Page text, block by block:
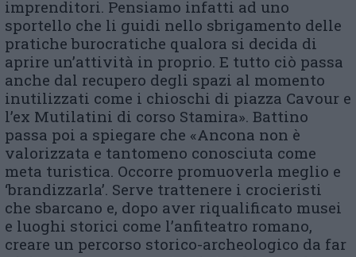
imprenditori. Pensiamo infatti ad uno
sportello che li guidi nello sbrigamento delle
pratiche burocratiche qualora si decida di
aprire un’attività in proprio. E tutto ciò passa
anche dal recupero degli spazi al momento
inutilizzati come i chioschi di piazza Cavour e
l’ex Mutilatini di corso Stamira». Battino
passa poi a spiegare che «Ancona non è
valorizzata e tantomeno conosciuta come
meta turistica. Occorre promuoverla meglio e
‘brandizzarla’. Serve trattenere i crocieristi
che sbarcano e, dopo aver riqualificato musei
e luoghi storici come l’anfiteatro romano,
creare un percorso storico-archeologico da far